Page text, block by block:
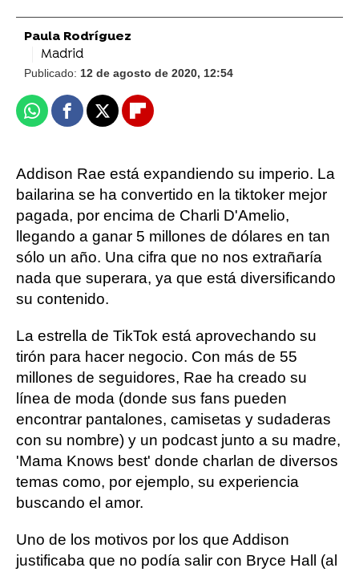
Paula Rodríguez
Madrid
Publicado: 12 de agosto de 2020, 12:54
WhatsappFacebook
X Flipboard
Addison Rae está expandiendo su imperio. La
bailarina se ha convertido en la tiktoker mejor
pagada, por encima de Charli D'Amelio,
llegando a ganar 5 millones de dólares en tan
sólo un año. Una cifra que no nos extrañaría
nada que superara, ya que está diversificando
su contenido.
La estrella de TikTok está aprovechando su
tirón para hacer negocio. Con más de 55
millones de seguidores, Rae ha creado su
línea de moda (donde sus fans pueden
encontrar pantalones, camisetas y sudaderas
con su nombre) y un podcast junto a su madre,
'Mama Knows best' donde charlan de diversos
temas como, por ejemplo, su experiencia
buscando el amor.
Uno de los motivos por los que Addison
justificaba que no podía salir con Bryce Hall (al